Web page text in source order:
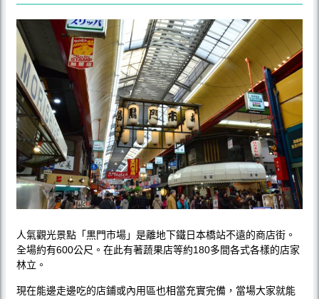
人氣觀光景點「黒門市場」是離地下鐵日本橋站不遠的商店街。
全場約有600公尺。在此有著蔬果店等約180多間各式各樣的店家
林立。
現在能邊走邊吃的店鋪或內用區也相當充實完備，當場大家就能